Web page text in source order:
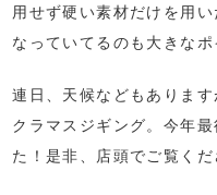
用せず硬い素材だけを用
なっていてるのも大きなポ
連日、天候などもありま
クラマスジギング。今年
た！是非、店頭でご覧くだ